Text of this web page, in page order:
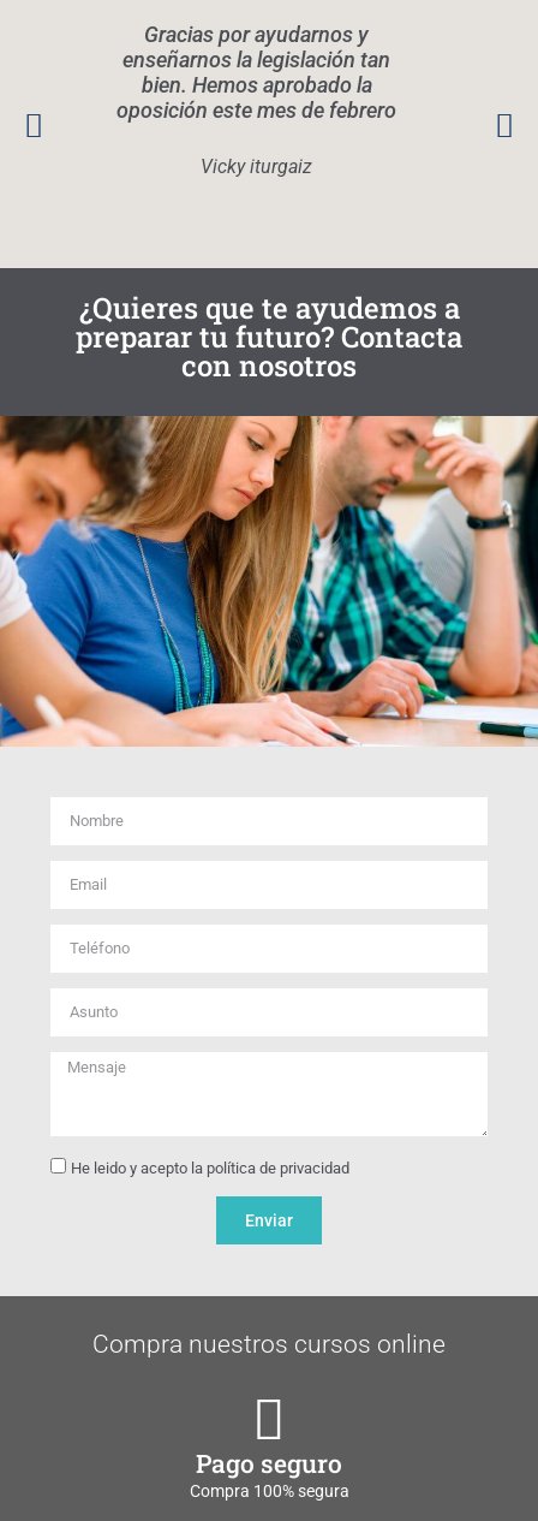
Gracias por ayudarnos y
enseñarnos la legislación tan
bien. Hemos aprobado la
oposición este mes de febrero
Vicky iturgaiz
¿Quieres que te ayudemos a
preparar tu futuro? Contacta
con nosotros
He leido y acepto la política de privacidad
Enviar
Compra nuestros cursos online
Pago seguro
Compra 100% segura